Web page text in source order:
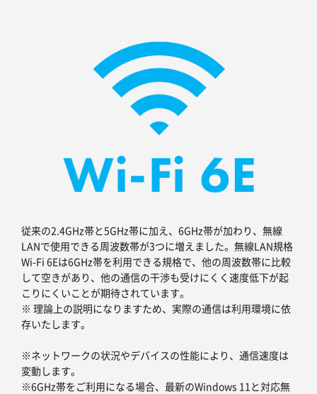
従来の2.4GHz帯と5GHz帯に加え、6GHz帯が加わり、無線
LANで使用できる周波数帯が3つに増えました。無線LAN規格
Wi-Fi 6Eは6GHz帯を利用できる規格で、他の周波数帯に比較
して空きがあり、他の通信の干渉も受けにくく速度低下が起
こりにくいことが期待されています。
※ 理論上の説明になりますため、実際の通信は利用環境に依
存いたします。
※ネットワークの状況やデバイスの性能により、通信速度は
変動します。
※6GHz帯をご利用になる場合、最新のWindows 11と対応無